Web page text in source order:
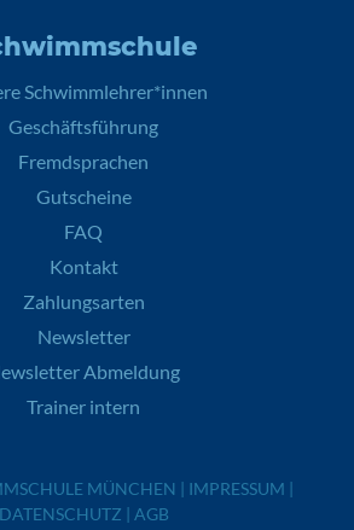
Schwimmlehrer*innen
Geschäftsführung
Fremdsprachen
Gutscheine
FAQ
Kontakt
Zahlungsarten
Newsletter
Abmeldung
Trainer intern
MÜNCHEN | IMPRESSUM |
DATENSCHUTZ | AGB